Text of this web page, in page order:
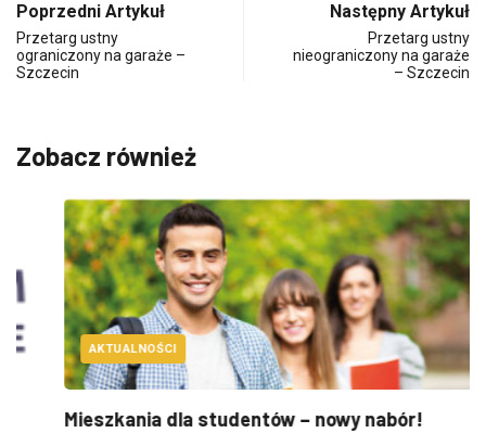
Poprzedni Artykuł
Przetarg ustny
ograniczony na garaże –
Szczecin
Następny Artykuł
Przetarg ustny
nieograniczony na garaże
– Szczecin
Zobacz również
AKTUALNOŚCI
Mieszkania dla studentów – nowy nabór!